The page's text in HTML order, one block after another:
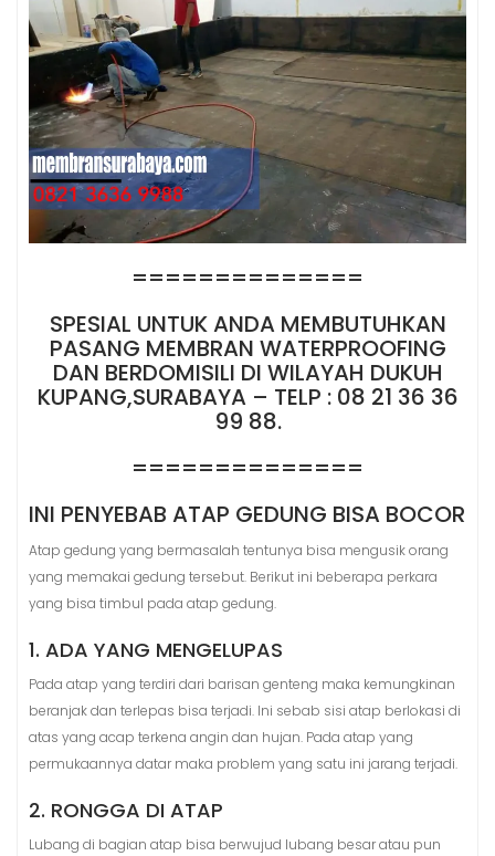
==============
SPESIAL UNTUK ANDA MEMBUTUHKAN
PASANG MEMBRAN WATERPROOFING
DAN BERDOMISILI DI WILAYAH DUKUH
KUPANG,SURABAYA – TELP : 08 21 36 36
99 88.
==============
INI PENYEBAB ATAP GEDUNG BISA BOCOR
Atap gedung yang bermasalah tentunya bisa mengusik orang
yang memakai gedung tersebut. Berikut ini beberapa perkara
yang bisa timbul pada atap gedung.
1. ADA YANG MENGELUPAS
Pada atap yang terdiri dari barisan genteng maka kemungkinan
beranjak dan terlepas bisa terjadi. Ini sebab sisi atap berlokasi di
atas yang acap terkena angin dan hujan. Pada atap yang
permukaannya datar maka problem yang satu ini jarang terjadi.
2. RONGGA DI ATAP
Lubang di bagian atap bisa berwujud lubang besar atau pun